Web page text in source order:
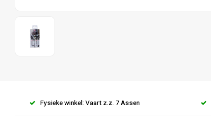
Fysieke winkel: Vaart z.z. 7 Assen